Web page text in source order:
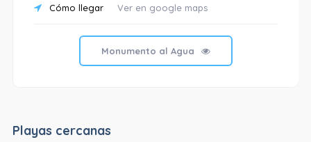
Cómo llegar Ver en google maps
Monumento al Agua
Playas cercanas